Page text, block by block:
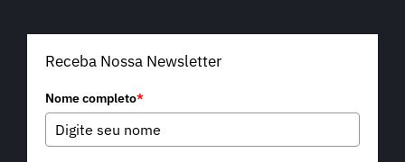
Receba Nossa Newsletter
Nome completo*